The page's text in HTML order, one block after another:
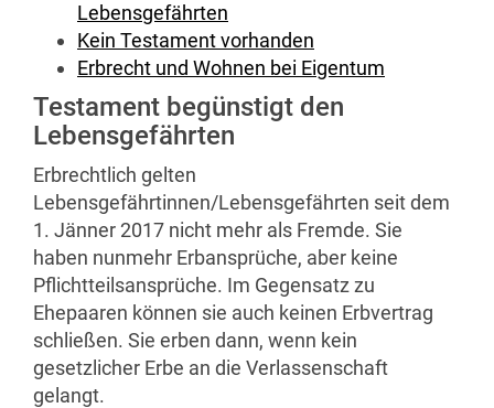
Lebensgefährten
Kein Testament vorhanden
Erbrecht und Wohnen bei Eigentum
Testament begünstigt den
Lebensgefährten
Erbrechtlich gelten
Lebensgefährtinnen/Lebensgefährten seit dem
1. Jänner 2017 nicht mehr als Fremde. Sie
haben nunmehr Erbansprüche, aber keine
Pflichtteilsansprüche. Im Gegensatz zu
Ehepaaren können sie auch keinen Erbvertrag
schließen. Sie erben dann, wenn kein
gesetzlicher Erbe an die Verlassenschaft
gelangt.